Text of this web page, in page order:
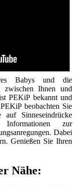
Babys und die
zwischen Ihnen und
PEKiP bekannt und
beobachten Sie
Sinneseindrücke
zur
Dabei
Genießen Sie Ihren
Nähe: